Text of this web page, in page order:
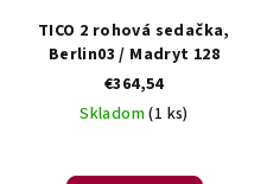
TICO 2 rohová sedačka,
Berlin03 / Madryt 128
€364,54
Skladom(1 ks)